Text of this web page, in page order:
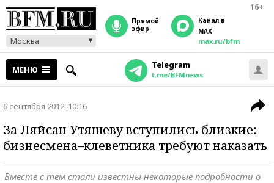
16+
Москва
прямой
эфир
Канал в
MAX
max.ru/bfm
МЕНЮ Telegram
t.me/BFMnews
6 сентября 2012, 10:16
За Ляйсан Утяшеву вступились близкие:
бизнесмена–клеветника требуют наказать
Вместе с тем стали известны некоторые подробности о